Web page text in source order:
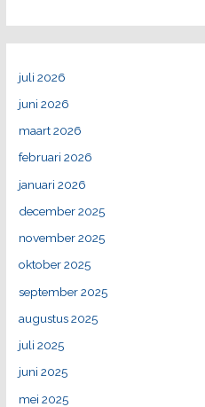
juli 2026
juni 2026
maart 2026
februari 2026
januari 2026
december 2025
november 2025
oktober 2025
september 2025
augustus 2025
juli 2025
juni 2025
mei 2025